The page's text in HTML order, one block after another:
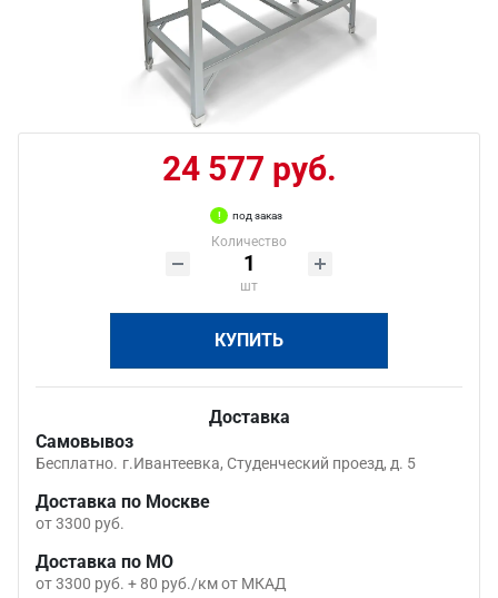
24 577 руб.
под заказ
Количество
шт
КУПИТЬ
Доставка
Самовывоз
Бесплатно. г.Ивантеевка, Студенческий проезд, д. 5
Доставка по Москве
от 3300 руб.
Доставка по МО
от 3300 руб. + 80 руб./км от МКАД